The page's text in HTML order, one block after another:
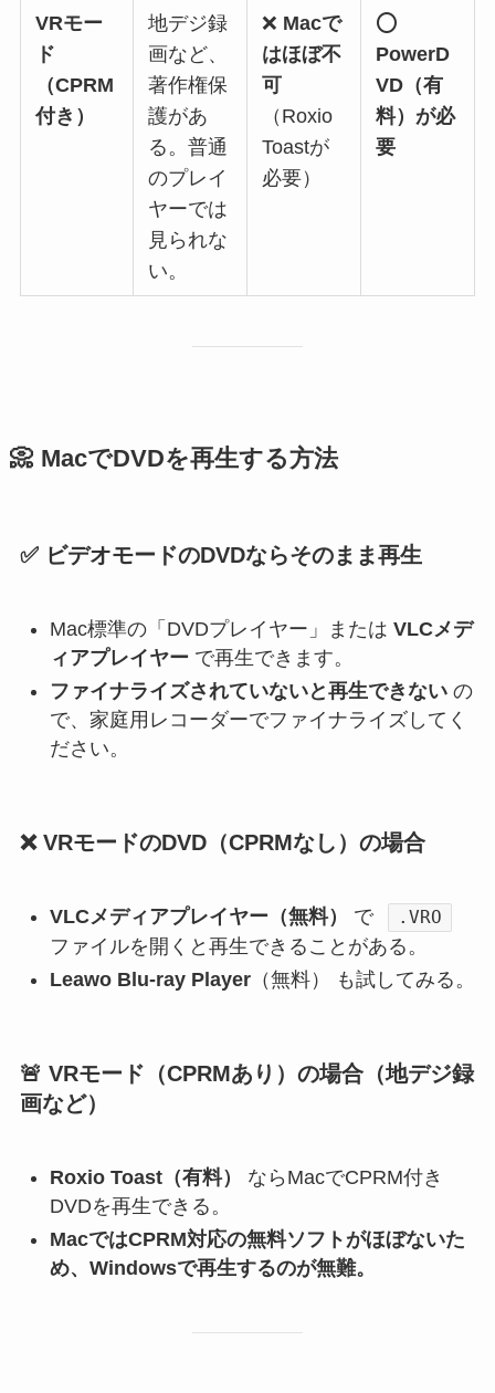
VRモー
ド
（CPRM
付き）
地デジ録
画など、
著作権保
護があ
る。普通
のプレイ
ヤーでは
見られな
い。
❌ Macで
はほぼ不
可
（Roxio
Toastが
必要）
⭕
PowerD
VD（有
料）が必
要
📀 MacでDVDを再生する方法
✅ ビデオモードのDVDならそのまま再生
Mac標準の「DVDプレイヤー」または VLCメデ
ィアプレイヤー で再生できます。
ファイナライズされていないと再生できないの
で、家庭用レコーダーでファイナライズしてく
ださい。
❌ VRモードのDVD（CPRMなし）の場合
VLCメディアプレイヤー（無料） で .VRO
ファイルを開くと再生できることがある。
Leawo Blu-ray Player（無料） も試してみる。
🚨 VRモード（CPRMあり）の場合（地デジ録
画など）
Roxio Toast（有料）
ならMacでCPRM付き
DVDを再生できる。
MacではCPRM対応の無料ソフトがほぼないた
め、Windowsで再生するのが無難。